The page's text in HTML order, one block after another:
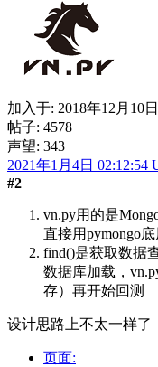
加入于: 2018年12月10日
帖子: 4578
声望: 343
2021年1月4日 02:12:54
#2
vn.py用的是
直接用pymongo
find()是获取数据
数据库加载，
存）再开始回测
设计思路上不太一样了
页面: